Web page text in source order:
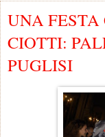
UNA FESTA
CIOTTI:
PUGLISI